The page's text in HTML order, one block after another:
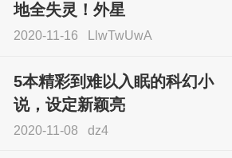
地全失灵！外星
2020-11-16 LlwTwUwA
5本精彩到难以入眠的科幻小
说，设定新颖亮
2020-11-08 dz4